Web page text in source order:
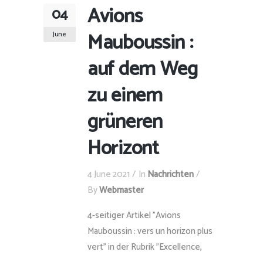
04
June
Avions
Mauboussin :
auf dem Weg
zu einem
grüneren
Horizont
4 June 2021 In Nachrichten
ByWebmaster
4-seitiger Artikel "Avions
Mauboussin : vers un horizon plus
vert" in der Rubrik "Excellence,